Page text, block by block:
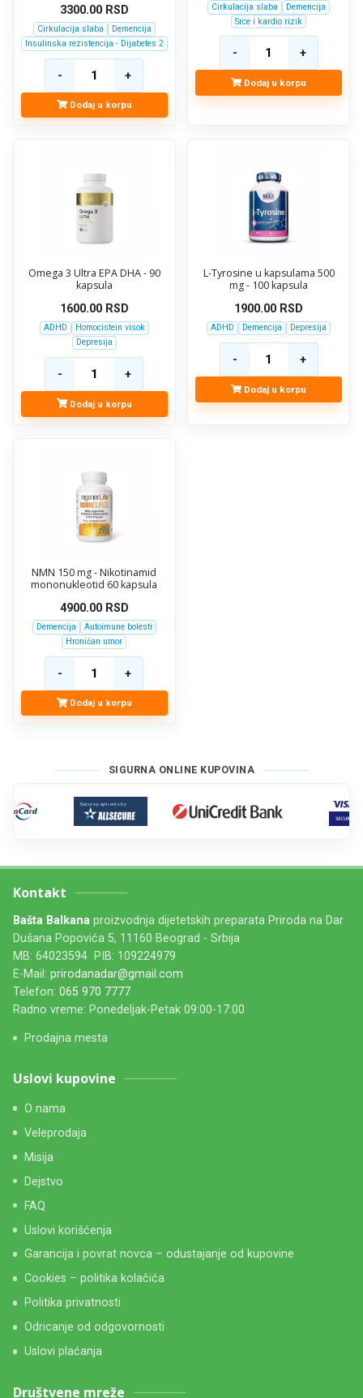
3300.00RSD
Cirkulacija slaba
Demencija
Insulinska rezistencija - Dijabetes 2
Dodaj u korpu
Cirkulacija slaba
Demencija
Srce i kardio rizik
Dodaj u korpu
Omega 3 Ultra EPA DHA - 90
kapsula
1600.00RSD
ADHD
Homocistein visok
Depresija
Dodaj u korpu
L-Tyrosine u kapsulama 500
mg - 100 kapsula
1900.00 RSD
ADHD Demencija Depresija
Dodaj u korpu
NMN 150 mg - Nikotinamid
mononukleotid 60 kapsula
4900.00RSD
Demencija
Autoimune bolesti
Hroničan umor
Dodaj u korpu
SIGURNA ONLINE KUPOVINA
Kontakt
Bašta Balkana proizvodnja dijetetskih preparata Priroda na Dar
Dušana Popovića 5, 11160 Beograd - Srbija
MB: 64023594 PIB: 109224979
E-Mail: prirodanadar@gmail.com
Telefon: 065 970 7777
Radno vreme: Ponedeljak-Petak 09:00-17:00
Prodajna mesta
Uslovi kupovine
O nama
Veleprodaja
Misija
Dejstvo
FAQ
Uslovi korišćenja
Garancija i povrat novca – odustajanje od kupovine
Cookies – politika kolačića
Politika privatnosti
Odricanje od odgovornosti
Uslovi plaćanja
Društvene mreže